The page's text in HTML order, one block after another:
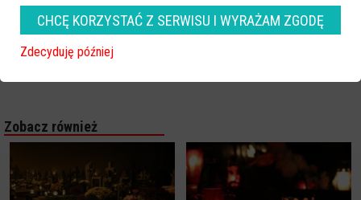
Zobacz również
CHCĘ KORZYSTAĆ Z SERWISU I WYRAŻAM ZGODĘ
Zdecyduję później